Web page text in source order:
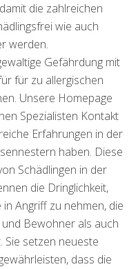
die zahlreichen
wie auch
werden.
Gefährdung mit
für zu allergischen
Unsere Homepage
Spezialisten Kontakt
Erfahrungen in der
haben. Diese
Schädlingen in der
die Dringlichkeit,
Angriff zu nehmen, die
Bewohner als auch
Sie setzen neueste
dass die